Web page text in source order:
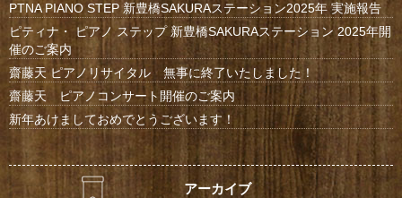
PTNA PIANO STEP 新豊橋SAKURAステーション2025年 実施報告
ピティナ・ ピアノ ステップ 新豊橋SAKURAステーション 2025年開
催のご案内
齋藤天 ピアノリサイタル 無事に終了いたしました！
齋藤天 ピアノコンサート開催のご案内
新年あけましておめでとうございます！
アーカイブ